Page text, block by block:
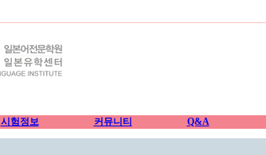
시험정보
커뮤니티
Q&A